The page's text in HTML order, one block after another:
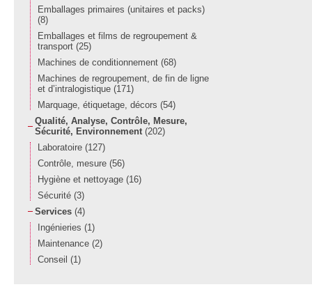
Emballages primaires (unitaires et packs)
(8)
Emballages et films de regroupement &
transport (25)
Machines de conditionnement (68)
Machines de regroupement, de fin de ligne
et d’intralogistique (171)
Marquage, étiquetage, décors (54)
Qualité, Analyse, Contrôle, Mesure,
Sécurité, Environnement (202)
Laboratoire (127)
Contrôle, mesure (56)
Hygiène et nettoyage (16)
Sécurité (3)
Services (4)
Ingénieries (1)
Maintenance (2)
Conseil (1)